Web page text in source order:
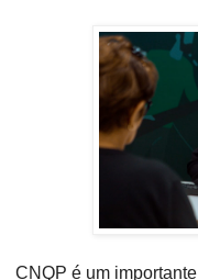
CNQP é um